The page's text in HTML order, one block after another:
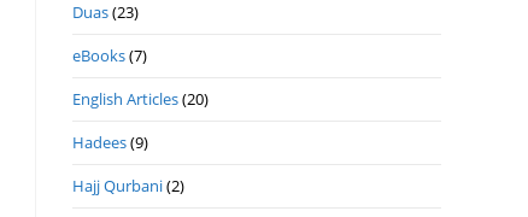
Duas(23)
eBooks(7)
English Articles(20)
Hadees(9)
Hajj Qurbani(2)